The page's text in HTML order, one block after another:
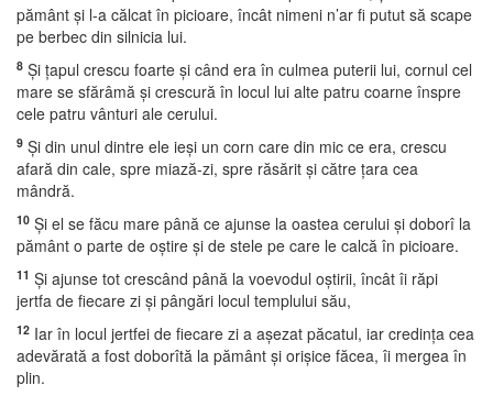
pământ şi l-a călcat în picioare, încât nimeni n’ar fi putut să scape
pe berbec din silnicia lui.
8 Şi ţapul crescu foarte şi când era în culmea puterii lui, cornul cel
mare se sfărâmă şi crescură în locul lui alte patru coarne înspre
cele patru vânturi ale cerului.
9 Şi din unul dintre ele ieşi un corn care din mic ce era, crescu
afară din cale, spre miază-zi, spre răsărit şi către ţara cea
mândră.
10 Şi el se făcu mare până ce ajunse la oastea cerului şi doborî la
pământ o parte de oştire şi de stele pe care le calcă în picioare.
11 Şi ajunse tot crescând până la voevodul oştirii, încât îi răpi
jertfa de fiecare zi şi pângări locul templului său,
12 Iar în locul jertfei de fiecare zi a aşezat păcatul, iar credinţa cea
adevărată a fost doborîtă la pământ şi orişice făcea, îi mergea în
plin.